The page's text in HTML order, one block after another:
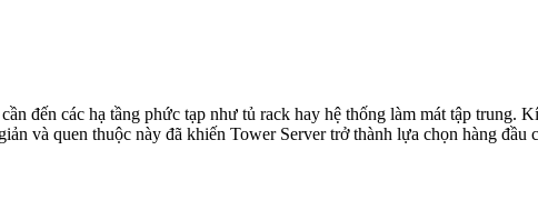
đến các hạ tầng phức tạp như tủ rack hay hệ thống làm mát tập trung.
và quen thuộc này đã khiến Tower Server trở thành lựa chọn hàng